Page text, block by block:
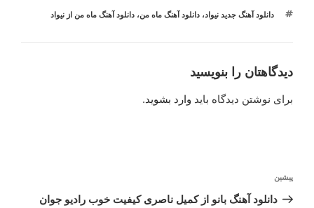
برچسب‌ها
دانلود آهنگ جدید نیواد،دانلود آهنگ ماه من،دانلود آهنگ ماه من از نیواد
دیدگاهتان را بنویسید
برای نوشتن دیدگاه باید وارد بشوید.
نوشته
قبلی
پیشین
دانلود آهنگ بانو از کمیل ناصری کیفیت خوب رادیو جوان